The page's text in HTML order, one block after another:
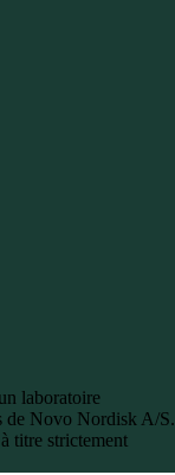
laboratoire
de Novo Nordisk A/S.
titre strictement